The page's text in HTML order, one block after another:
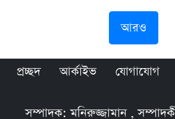
আরও
প্রচ্ছদ আর্কাইভ যোগাযোগ
সম্পাদক: মনিরুজ্জামান ,